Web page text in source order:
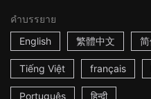
คำบรรยาย
English
繁體中文
Tiếng Việt français
Português हिन्दी